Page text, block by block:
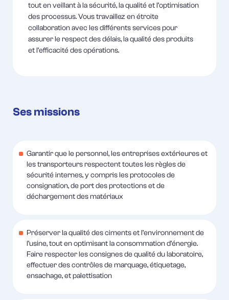
tout en veillant à la sécurité, la qualité et l’optimisation
des processus. Vous travaillez en étroite
collaboration avec les différents services pour
assurer le respect des délais, la qualité des produits
et l’efficacité des opérations.
Ses missions
Garantir que le personnel, les entreprises extérieures et
les transporteurs respectent toutes les règles de
sécurité internes, y compris les protocoles de
consignation, de port des protections et de
déchargement des matériaux
Préserver la qualité des ciments et l’environnement de
l’usine, tout en optimisant la consommation d’énergie.
Faire respecter les consignes de qualité du laboratoire,
effectuer des contrôles de marquage, étiquetage,
ensachage, et palettisation